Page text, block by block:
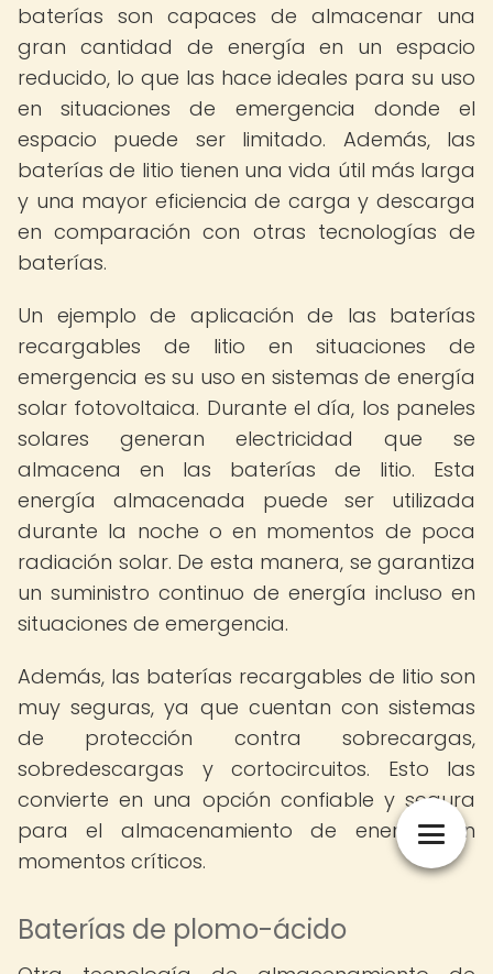
baterías son capaces de almacenar una
gran cantidad de energía en un espacio
reducido, lo que las hace ideales para su uso
en situaciones de emergencia donde el
espacio puede ser limitado. Además, las
baterías de litio tienen una vida útil más larga
y una mayor eficiencia de carga y descarga
en comparación con otras tecnologías de
baterías.
Un ejemplo de aplicación de las baterías
recargables de litio en situaciones de
emergencia es su uso en sistemas de energía
solar fotovoltaica. Durante el día, los paneles
solares generan electricidad que se
almacena en las baterías de litio. Esta
energía almacenada puede ser utilizada
durante la noche o en momentos de poca
radiación solar. De esta manera, se garantiza
un suministro continuo de energía incluso en
situaciones de emergencia.
Además, las baterías recargables de litio son
muy seguras, ya que cuentan con sistemas
de protección contra sobrecargas,
sobredescargas y cortocircuitos. Esto las
convierte en una opción confiable y segura
para el almacenamiento de energía en
momentos críticos.
Baterías de plomo-ácido